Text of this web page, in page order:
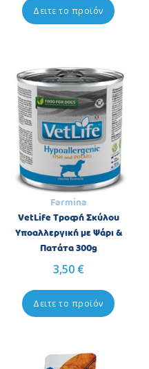
Δειτε το προϊόν
Farmina
VetLife Τροφή Σκύλου
Υποαλλεργική με Ψάρι &
Πατάτα 300g
3,50 €
Δειτε το προϊόν